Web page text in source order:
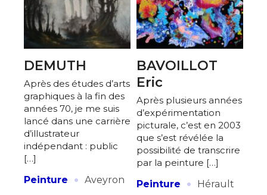
DEMUTH
Après des études d’arts
graphiques à la fin des
années 70, je me suis
lancé dans une carrière
d’illustrateur
indépendant : public
[…]
Peinture
· Aveyron
BAVOILLOT
Eric
Après plusieurs années
d’expérimentation
picturale, c’est en 2003
que s’est révélée la
possibilité de transcrire
par la peinture […]
Peinture
· Hérault